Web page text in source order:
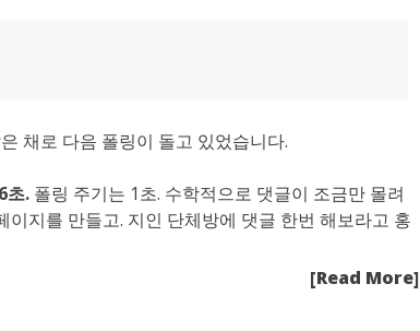
채로 다음 폴링이 돌고 있었습니다.
초. 폴링 주기는 1초. 수학적으로 댓글이 조금만 몰려
지를 만들고. 지인 단체방에 댓글 한번 해보라고 홍
[Read More]